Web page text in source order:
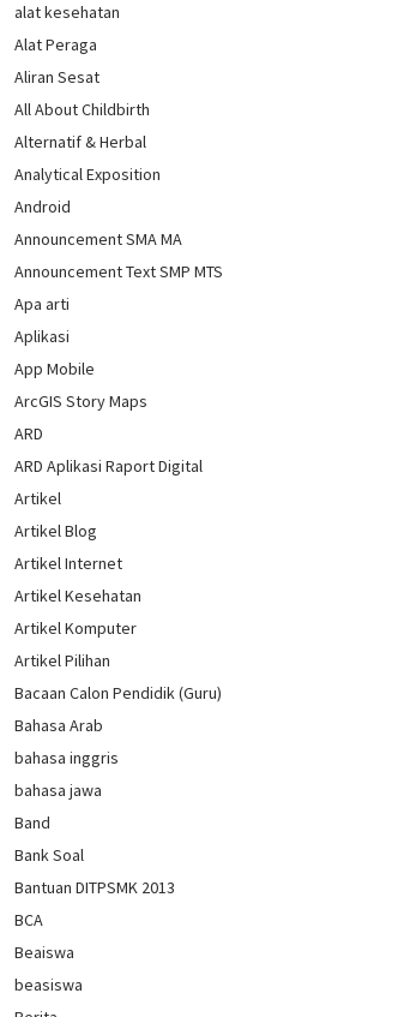
alat kesehatan
Alat Peraga
Aliran Sesat
All About Childbirth
Alternatif & Herbal
Analytical Exposition
Android
Announcement SMA MA
Announcement Text SMP MTS
Apa arti
Aplikasi
App Mobile
ArcGIS Story Maps
ARD
ARD Aplikasi Raport Digital
Artikel
Artikel Blog
Artikel Internet
Artikel Kesehatan
Artikel Komputer
Artikel Pilihan
Bacaan Calon Pendidik (Guru)
Bahasa Arab
bahasa inggris
bahasa jawa
Band
Bank Soal
Bantuan DITPSMK 2013
BCA
Beaiswa
beasiswa